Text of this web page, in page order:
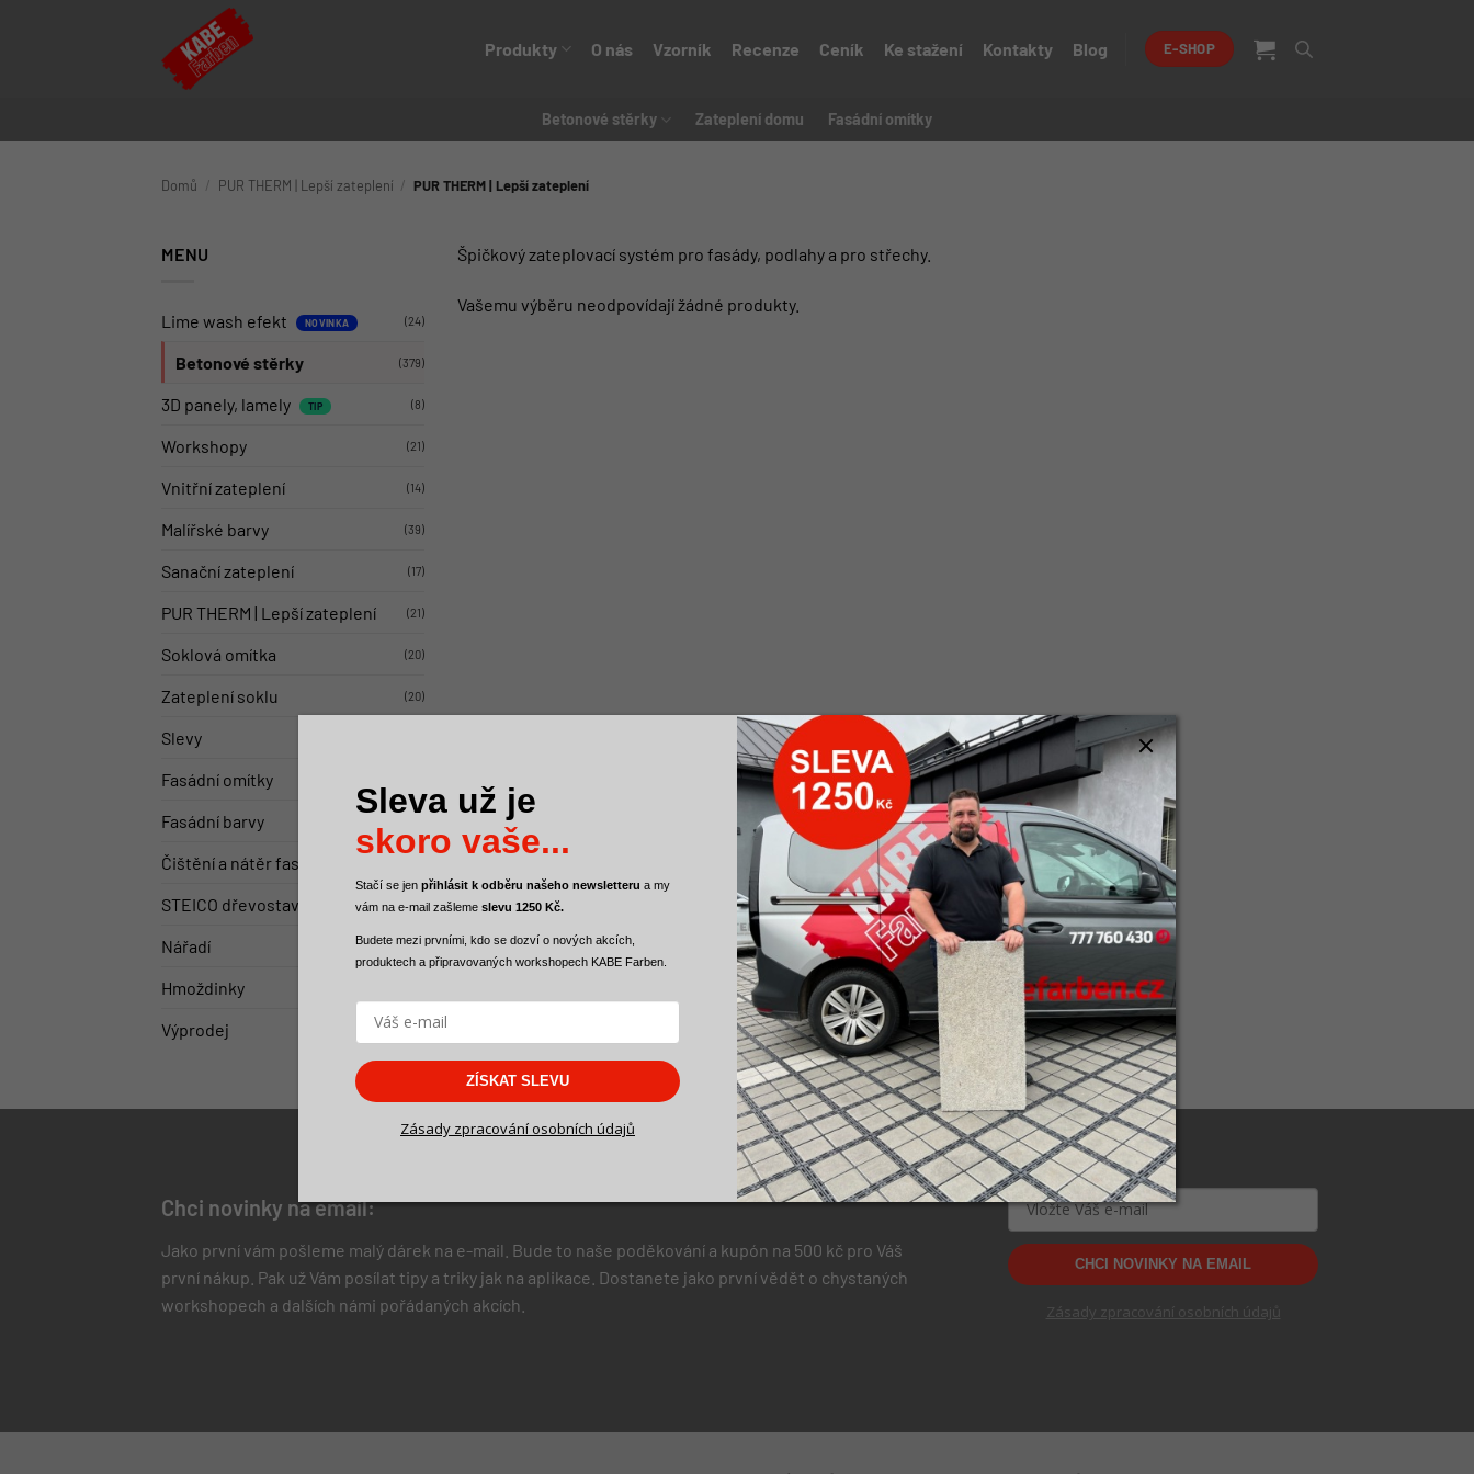
Produkty O nás Vzorník Recenze Ceník Ke stažení Kontakty Blog E-SHOP
Betonové stěrky Zateplení domu Fasádní omítky
Domů / PUR THERM | Lepší zateplení / PUR THERM | Lepší zateplení
MENU
Lime wash efekt (24)
Betonové stěrky (379)
3D panely, lamely (8)
Workshopy (21)
Vnitřní zateplení (14)
Malířské barvy (39)
Sanační zateplení (17)
PUR THERM | Lepší zateplení (21)
Soklová omítka (20)
Zateplení soklu (20)
Slevy
Fasádní omítky
Fasádní barvy
Čištění a nátěr fasády
STEICO dřevostavby (19)
Nářadí (36)
Hmoždinky
Výprodej (2)
Špičkový zateplovací systém pro fasády, podlahy a pro střechy.
Vašemu výběru neodpovídají žádné produkty.
Chci novinky na email:
Jako první vám pošleme malý dárek na e-mail. Bude to naše poděkování a kupón na 500 kč pro Váš
první nákup. Pak už Vám posílat tipy a triky jak na aplikace. Dostanete jako první vědět o chystaných
workshopech a dalších námi pořádaných akcích.
CHCI NOVINKY NA EMAIL
Zásady zpracování osobních údajů
Sleva už je
skoro vaše...
Stačí se jen přihlásit k odběru našeho newsletteru a my
vám na e-mail zašleme slevu 1250 Kč.
Budete mezi prvními, kdo se dozví o nových akcích,
produktech a připravovaných workshopech KABE Farben.
ZÍSKAT SLEVU
Zásady zpracování osobních údajů